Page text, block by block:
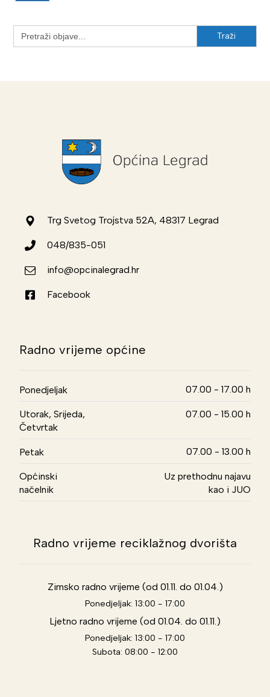
Search
for:
Trg Svetog Trojstva 52A, 48317 Legrad
048/835-051
info@opcinalegrad.hr
Facebook
Radno vrijeme općine
Ponedjeljak 07.00 - 17.00 h
Utorak, Srijeda,
Četvrtak
07.00 - 15.00 h
Petak 07.00 - 13.00 h
Općinski
načelnik
Uz prethodnu najavu
kao i JUO
Radno vrijeme reciklažnog dvorišta
Zimsko radno vrijeme (od 01.11. do 01.04.)
Ponedjeljak: 13:00 - 17:00
Ljetno radno vrijeme (od 01.04. do 01.11.)
Ponedjeljak: 13:00 - 17:00
Subota: 08:00 - 12:00